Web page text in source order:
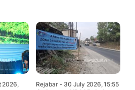
2026,
Rejabar- 30 July 2026, 15:55